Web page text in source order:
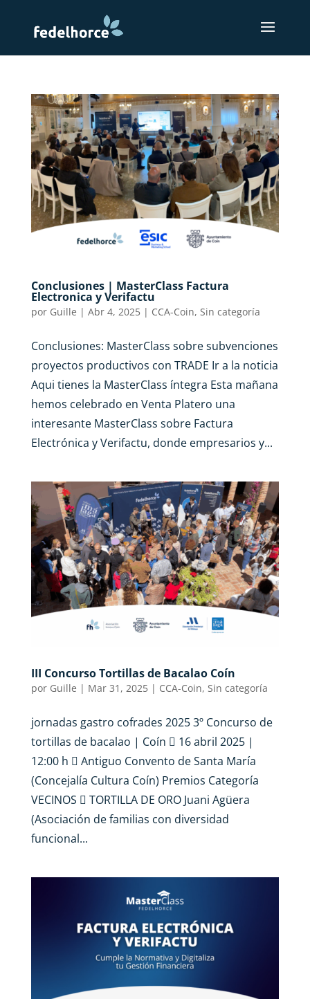
Conclusiones | MasterClass Factura
Electronica y Verifactu
por Guille | Abr 4, 2025| CCA-Coin, Sin categoría
Conclusiones: MasterClass sobre subvenciones
proyectos productivos con TRADE Ir a la noticia
Aqui tienes la MasterClass íntegra Esta mañana
hemos celebrado en Venta Platero una
interesante MasterClass sobre Factura
Electrónica y Verifactu, donde empresarios y...
III Concurso Tortillas de Bacalao Coín
por Guille | Mar 31, 2025| CCA-Coin, Sin categoría
jornadas gastro cofrades 2025 3º Concurso de
tortillas de bacalao | Coín  16 abril 2025 |
12:00 h  Antiguo Convento de Santa María
(Concejalía Cultura Coín) Premios Categoría
VECINOS  TORTILLA DE ORO Juani Agüera
(Asociación de familias con diversidad
funcional...